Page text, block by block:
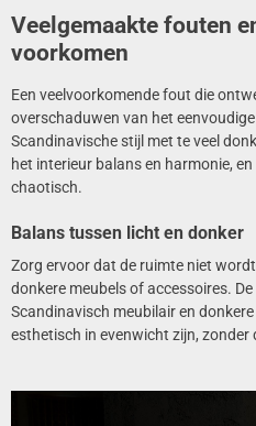
Veelgemaakte fouten
voorkomen
Een veelvoorkomende fout die
overschaduwen van het
Scandinavische stijl met te veel
het interieur balans en harmonie,
chaotisch.
Balans tussen licht en donker
Zorg ervoor dat de ruimte niet
donkere meubels of accessoires.
Scandinavisch meubilair en
esthetisch in evenwicht zijn,